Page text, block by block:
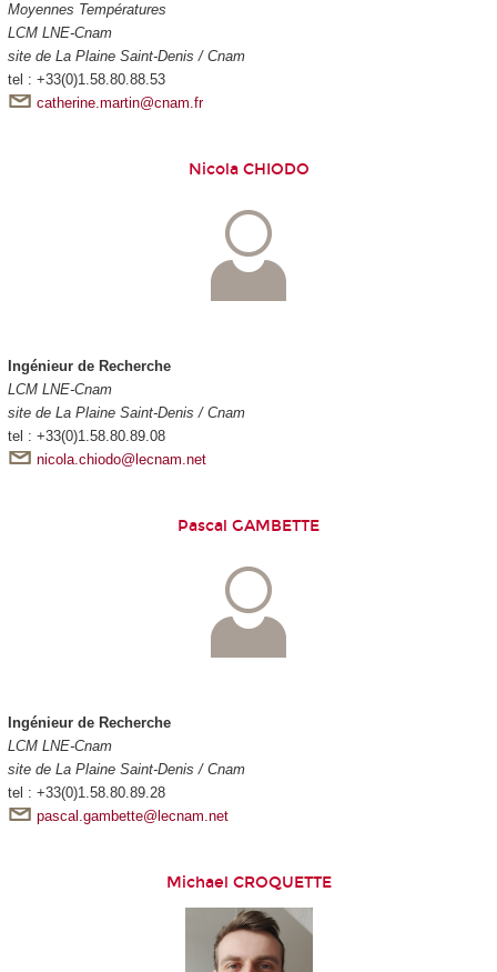
Moyennes Températures
LCM LNE-Cnam
site de La Plaine Saint-Denis / Cnam
tel : +33(0)1.58.80.88.53
catherine.martin@cnam.fr
Nicola CHIODO
Ingénieur de Recherche
LCM LNE-Cnam
site de La Plaine Saint-Denis / Cnam
tel : +33(0)1.58.80.89.08
nicola.chiodo@lecnam.net
Pascal GAMBETTE
Ingénieur de Recherche
LCM LNE-Cnam
site de La Plaine Saint-Denis / Cnam
tel : +33(0)1.58.80.89.28
pascal.gambette@lecnam.net
Michael CROQUETTE